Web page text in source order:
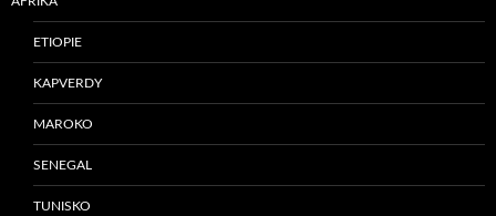
ETIOPIE
KAPVERDY
MAROKO
SENEGAL
TUNISKO